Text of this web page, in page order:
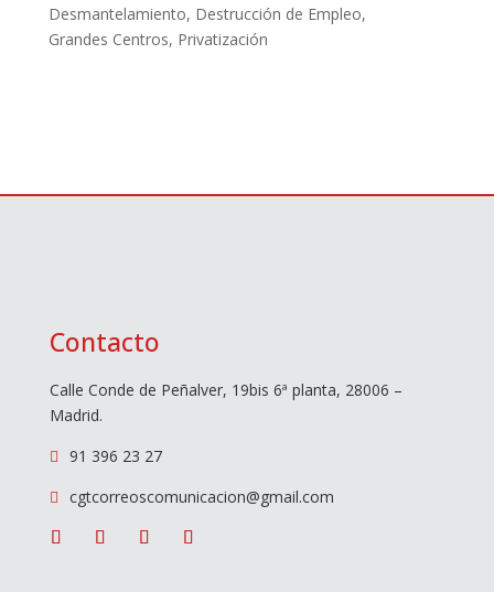
Desmantelamiento, Destrucción de Empleo,
Grandes Centros, Privatización
Contacto
Calle Conde de Peñalver, 19bis 6ª planta, 28006 –
Madrid.
 91 396 23 27
 cgtcorreoscomunicacion@gmail.com